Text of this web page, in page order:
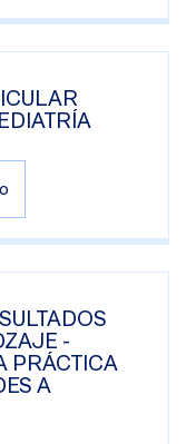
-
PRÁCTICA
A